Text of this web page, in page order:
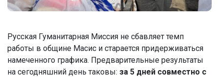
Русская Гуманитарная Миссия не сбавляет темп
работы в общине Масис и старается придерживаться
намеченного графика. Предварительные результаты
на сегодняшний день таковы: за 5 дней совместно с